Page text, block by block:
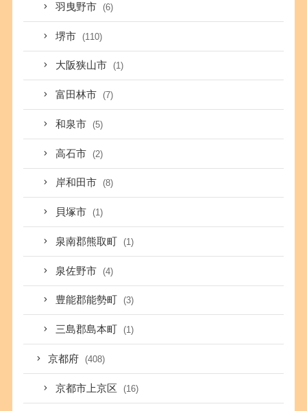
羽曳野市 (6)
堺市 (110)
大阪狭山市 (1)
富田林市 (7)
和泉市 (5)
高石市 (2)
岸和田市 (8)
貝塚市 (1)
泉南郡熊取町 (1)
泉佐野市 (4)
豊能郡能勢町 (3)
三島郡島本町 (1)
京都府 (408)
京都市上京区 (16)